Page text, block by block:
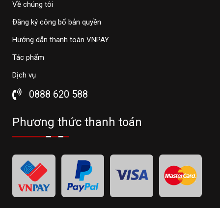
Về chúng tôi
Đăng ký công bố bản quyền
Hướng dẫn thanh toán VNPAY
Tác phẩm
Dịch vụ
0888 620 588
Phương thức thanh toán